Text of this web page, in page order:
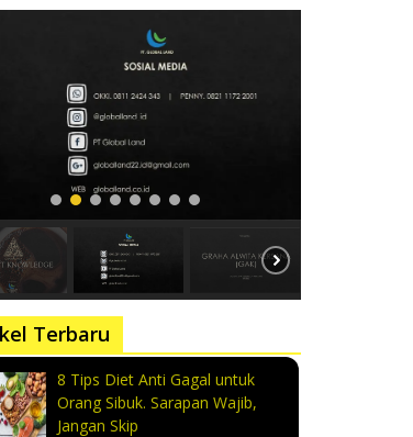
Terbaru
8 Tips Diet Anti Gagal untuk
Orang Sibuk. Sarapan Wajib,
Jangan Skip